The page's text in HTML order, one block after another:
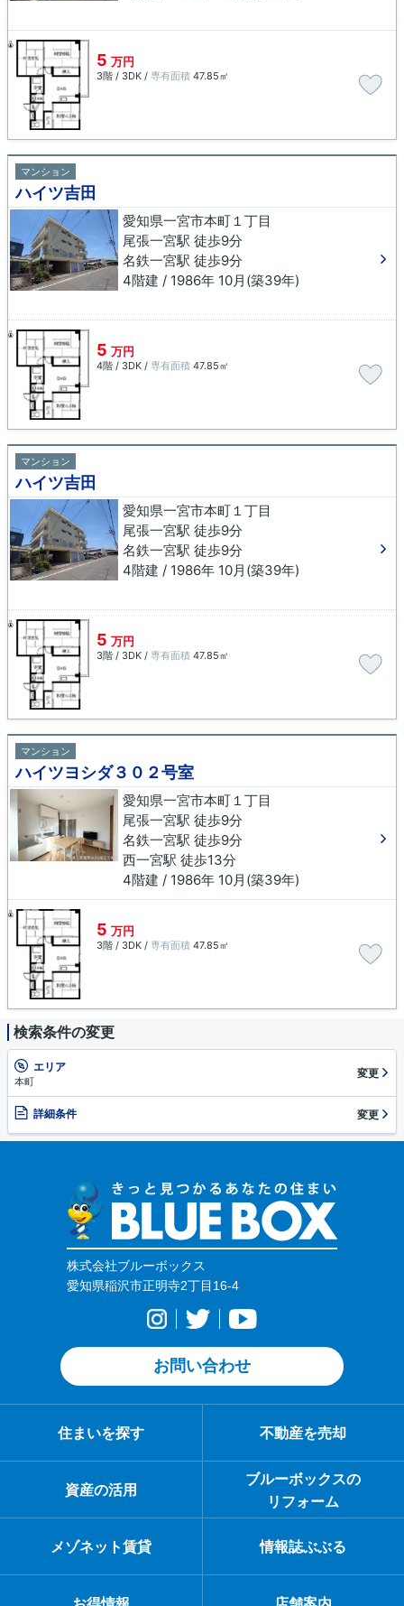
5 万円
3階 / 3DK / 専有面積 47.85㎡
マンション
ハイツ吉田
愛知県一宮市本町１丁目
尾張一宮駅 徒歩9分
名鉄一宮駅 徒歩9分
4階建 / 1986年 10月(築39年)
5 万円
4階 / 3DK / 専有面積 47.85㎡
マンション
ハイツ吉田
愛知県一宮市本町１丁目
尾張一宮駅 徒歩9分
名鉄一宮駅 徒歩9分
4階建 / 1986年 10月(築39年)
5 万円
3階 / 3DK / 専有面積 47.85㎡
マンション
ハイツヨシダ３０２号室
愛知県一宮市本町１丁目
尾張一宮駅 徒歩9分
名鉄一宮駅 徒歩9分
西一宮駅 徒歩13分
4階建 / 1986年 10月(築39年)
5 万円
3階 / 3DK / 専有面積 47.85㎡
検索条件の変更
エリア
本町
変更
詳細条件 変更
株式会社ブルーボックス
愛知県稲沢市正明寺2丁目16-4
お問い合わせ
住まいを探す 不動産を売却
資産の活用
ブルーボックスの
リフォーム
メゾネット賃貸 情報誌ぶぶる